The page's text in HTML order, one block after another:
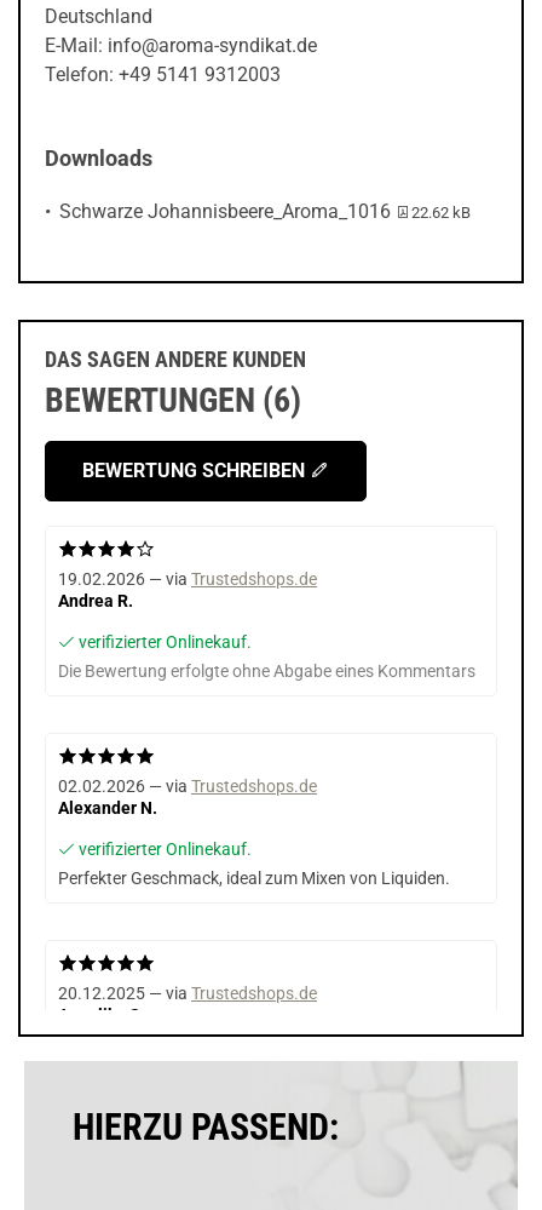
Deutschland
E-Mail: info@aroma-syndikat.de
Telefon: +49 5141 9312003
Downloads
Schwarze Johannisbeere_Aroma_1016 PDF-Datei:
22.62 kB
DAS SAGEN ANDERE KUNDEN
BEWERTUNGEN (6)
BEWERTUNG SCHREIBEN
19.02.2026 — via Trustedshops.de
Andrea R.
verifizierter Onlinekauf.
Die Bewertung erfolgte ohne Abgabe eines Kommentars
02.02.2026 — via Trustedshops.de
Alexander N.
verifizierter Onlinekauf.
Perfekter Geschmack, ideal zum Mixen von Liquiden.
20.12.2025 — via Trustedshops.de
Angelika S.
HIERZU PASSEND: